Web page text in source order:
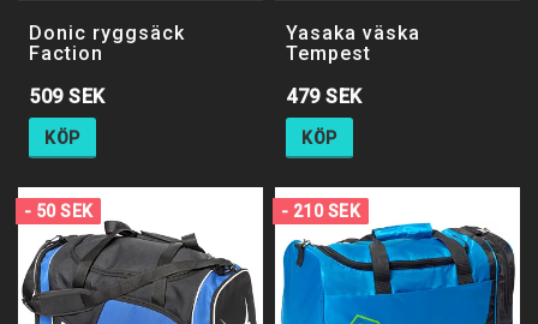
Lägg till i favoritlistan
Donic ryggsäck
Faction
509 SEK
KÖP
Yasaka väska
Tempest
479 SEK
KÖP
- 50 SEK - 210 SEK